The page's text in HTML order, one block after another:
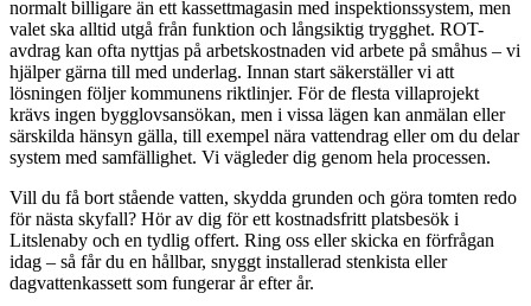
normalt billigare än ett kassettmagasin med inspektionssystem, men
valet ska alltid utgå från funktion och långsiktig trygghet. ROT-
avdrag kan ofta nyttjas på arbetskostnaden vid arbete på småhus – vi
hjälper gärna till med underlag. Innan start säkerställer vi att
lösningen följer kommunens riktlinjer. För de flesta villaprojekt
krävs ingen bygglovsansökan, men i vissa lägen kan anmälan eller
särskilda hänsyn gälla, till exempel nära vattendrag eller om du delar
system med samfällighet. Vi vägleder dig genom hela processen.
Vill du få bort stående vatten, skydda grunden och göra tomten redo
för nästa skyfall? Hör av dig för ett kostnadsfritt platsbesök i
Litslenaby och en tydlig offert. Ring oss eller skicka en förfrågan
idag – så får du en hållbar, snyggt installerad stenkista eller
dagvattenkassett som fungerar år efter år.